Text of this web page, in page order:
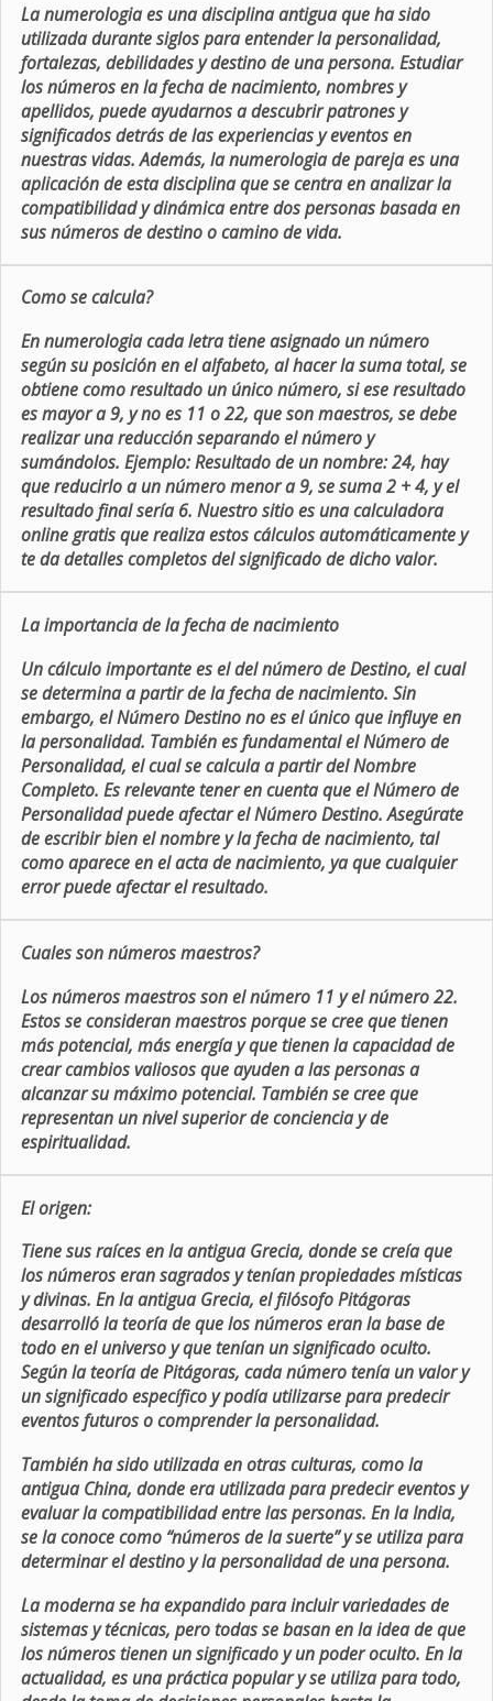
La numerologia es una disciplina antigua que ha sido
utilizada durante siglos para entender la personalidad,
fortalezas, debilidades y destino de una persona. Estudiar
los números en la fecha de nacimiento, nombres y
apellidos, puede ayudarnos a descubrir patrones y
significados detrás de las experiencias y eventos en
nuestras vidas. Además, la numerologia de pareja es una
aplicación de esta disciplina que se centra en analizar la
compatibilidad y dinámica entre dos personas basada en
sus números de destino o camino de vida.
Como se calcula?
En numerologia cada letra tiene asignado un número
según su posición en el alfabeto, al hacer la suma total, se
obtiene como resultado un único número, si ese resultado
es mayor a 9, y no es 11 o 22, que son maestros, se debe
realizar una reducción separando el número y
sumándolos. Ejemplo: Resultado de un nombre: 24, hay
que reducirlo a un número menor a 9, se suma 2 + 4, y el
resultado final sería 6. Nuestro sitio es una calculadora
online gratis que realiza estos cálculos automáticamente y
te da detalles completos del significado de dicho valor.
La importancia de la fecha de nacimiento
Un cálculo importante es el del número de Destino, el cual
se determina a partir de la fecha de nacimiento. Sin
embargo, el Número Destino no es el único que influye en
la personalidad. También es fundamental el Número de
Personalidad, el cual se calcula a partir del Nombre
Completo. Es relevante tener en cuenta que el Número de
Personalidad puede afectar el Número Destino. Asegúrate
de escribir bien el nombre y la fecha de nacimiento, tal
como aparece en el acta de nacimiento, ya que cualquier
error puede afectar el resultado.
Cuales son números maestros?
Los números maestros son el número 11 y el número 22.
Estos se consideran maestros porque se cree que tienen
más potencial, más energía y que tienen la capacidad de
crear cambios valiosos que ayuden a las personas a
alcanzar su máximo potencial. También se cree que
representan un nivel superior de conciencia y de
espiritualidad.
El origen:
Tiene sus raíces en la antigua Grecia, donde se creía que
los números eran sagrados y tenían propiedades místicas
y divinas. En la antigua Grecia, el filósofo Pitágoras
desarrolló la teoría de que los números eran la base de
todo en el universo y que tenían un significado oculto.
Según la teoría de Pitágoras, cada número tenía un valor y
un significado específico y podía utilizarse para predecir
eventos futuros o comprender la personalidad.
También ha sido utilizada en otras culturas, como la
antigua China, donde era utilizada para predecir eventos y
evaluar la compatibilidad entre las personas. En la India,
se la conoce como “números de la suerte” y se utiliza para
determinar el destino y la personalidad de una persona.
La moderna se ha expandido para incluir variedades de
sistemas y técnicas, pero todas se basan en la idea de que
los números tienen un significado y un poder oculto. En la
actualidad, es una práctica popular y se utiliza para todo,